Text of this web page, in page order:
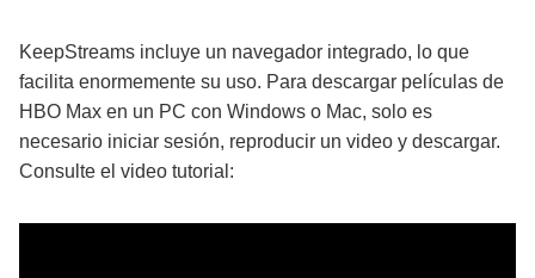
KeepStreams incluye un navegador integrado, lo que
facilita enormemente su uso. Para descargar películas de
HBO Max en un PC con Windows o Mac, solo es
necesario iniciar sesión, reproducir un video y descargar.
Consulte el video tutorial: